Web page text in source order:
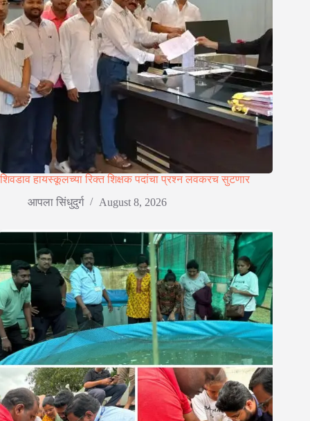
शिवडाव हायस्कूलच्या रिक्त शिक्षक पदांचा प्रश्न लवकरच सुटणार
आपला सिंधुदुर्ग
August 8, 2026